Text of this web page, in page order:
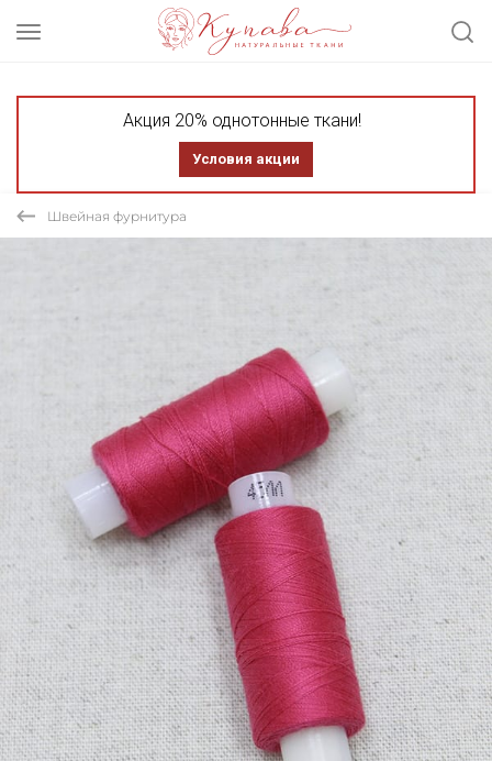
Акция 20% однотонные ткани!
Условия акции
Швейная фурнитура